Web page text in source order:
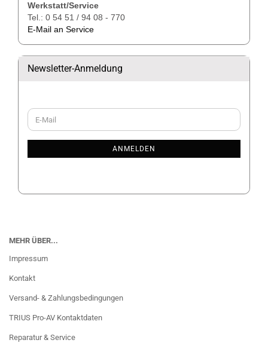
Werkstatt/Service
Tel.: 0 54 51 / 94 08 - 770
E-Mail an Service
Newsletter-Anmeldung
WEITER
ZUR
E-
Mail
ANMELDEN
MEHR ÜBER...
Impressum
Kontakt
Versand- & Zahlungsbedingungen
TRIUS Pro-AV Kontaktdaten
Reparatur & Service